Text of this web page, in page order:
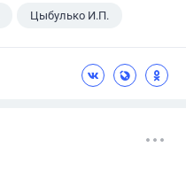
Цыбулько И.П.